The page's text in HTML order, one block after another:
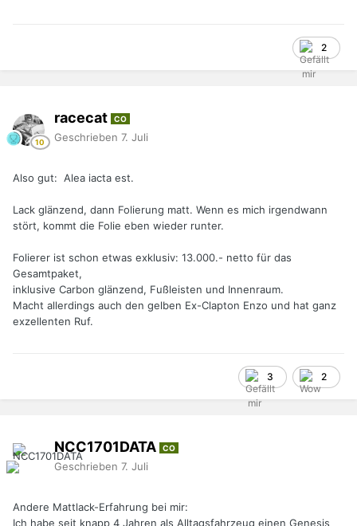
2
racecat CO
Geschrieben 7. Juli
Also gut: Alea iacta est.
Lack glänzend, dann Folierung matt. Wenn es mich irgendwann
stört, kommt die Folie eben wieder runter.
Folierer ist schon etwas exklusiv: 13.000.- netto für das
Gesamtpaket,
inklusive Carbon glänzend, Fußleisten und Innenraum.
Macht allerdings auch den gelben Ex-Clapton Enzo und hat ganz
exzellenten Ruf.
3 2
NCC1701DATA CO
Geschrieben 7. Juli
Andere Mattlack-Erfahrung bei mir:
Ich habe seit knapp 4 Jahren als Alltagsfahrzeug einen Genesis